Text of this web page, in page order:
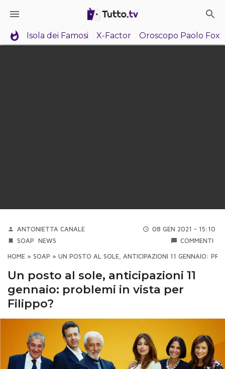
Isola dei Famosi X-Factor Oroscopo Paolo Fox
ANTONIETTA CANALE
08 GEN 2021 - 15:10
SOAP
NEWS COMMENTI
HOME » SOAP » UN POSTO AL SOLE, ANTICIPAZIONI 11 GENNAIO:
Un posto al sole, anticipazioni 11
gennaio: problemi in vista per
Filippo?